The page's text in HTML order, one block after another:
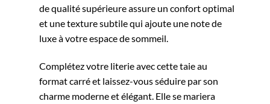
de qualité supérieure assure un confort optimal
et une texture subtile qui ajoute une note de
luxe à votre espace de sommeil.
Complétez votre literie avec cette taie au
format carré et laissez-vous séduire par son
charme moderne et élégant. Elle se mariera